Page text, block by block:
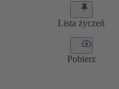
Lista życzeń
Pobierz